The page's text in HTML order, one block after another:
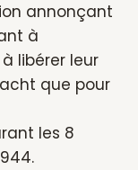
annonçant
à
libérer leur
que pour
les 8